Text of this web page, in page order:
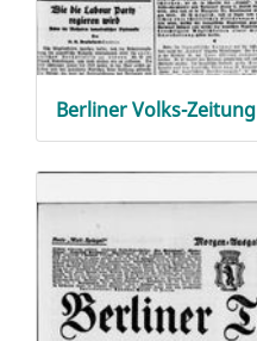
Berliner Volks-Zeitung